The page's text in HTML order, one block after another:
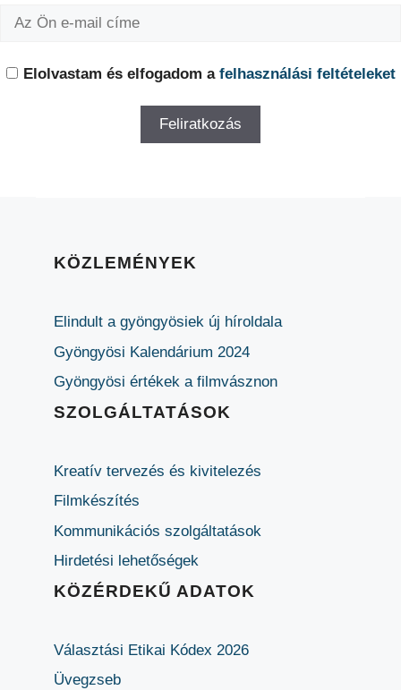
Elolvastam és elfogadom a felhasználási feltételeket
KÖZLEMÉNYEK
Elindult a gyöngyösiek új híroldala
Gyöngyösi Kalendárium 2024
Gyöngyösi értékek a filmvásznon
SZOLGÁLTATÁSOK
Kreatív tervezés és kivitelezés
Filmkészítés
Kommunikációs szolgáltatások
Hirdetési lehetőségek
KÖZÉRDEKŰ ADATOK
Választási Etikai Kódex 2026
Üvegzseb